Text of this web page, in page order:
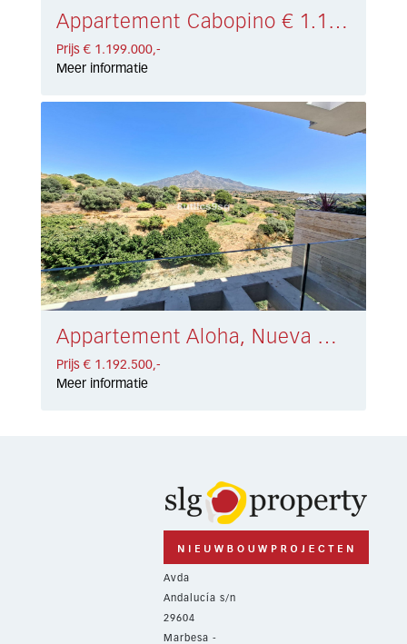
Appartement Cabopino € 1.199.000,-
Prijs € 1.199.000,-
Meer informatie
Appartement Aloha, Nueva Andalucia, Marbella € 1.192.500,-
Prijs € 1.192.500,-
Meer informatie
Avda
Andalucía s/n
29604
Marbesa -